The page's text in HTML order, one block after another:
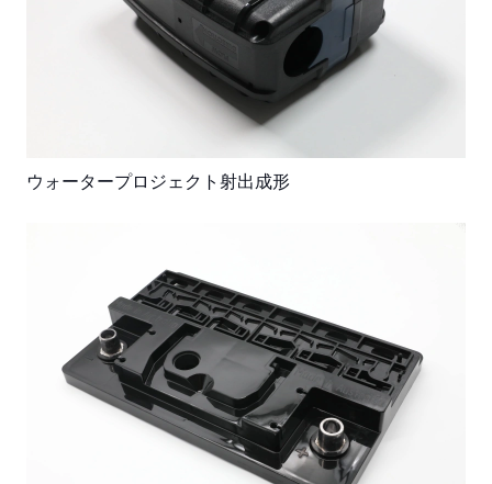
ウォータープロジェクト射出成形